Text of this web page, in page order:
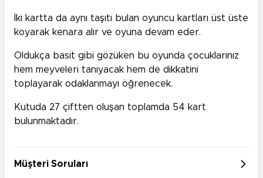
İki kartta da aynı taşıtı bulan oyuncu kartları üst üste
koyarak kenara alır ve oyuna devam eder.
Oldukça basit gibi gözüken bu oyunda çocuklarınız
hem meyveleri tanıyacak hem de dikkatini
toplayarak odaklanmayı öğrenecek.
Kutuda 27 çiftten oluşan toplamda 54 kart
bulunmaktadır.
Müşteri Soruları